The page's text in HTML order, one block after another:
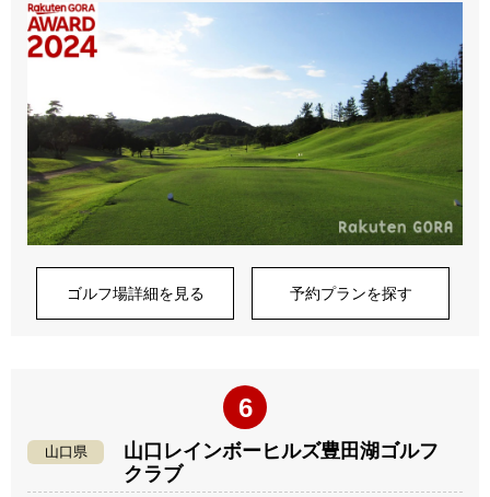
ゴルフ場詳細を見る 予約プランを探す
6
山口県
山口レインボーヒルズ豊田湖ゴルフ
クラブ